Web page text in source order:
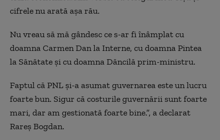
cifrele nu arată așa rău.
Nu vreau să mă gândesc ce s-ar fi înâmplat cu
doamna Carmen Dan la Interne, cu doamna Pintea
la Sănătate și cu doamna Dăncilă prim-ministru.
Faptul că PNL și-a asumat guvernarea este un lucru
foarte bun. Sigur că costurile guvernării sunt foarte
mari, dar am gestionată foarte bine.”, a declarat
Rareș Bogdan.